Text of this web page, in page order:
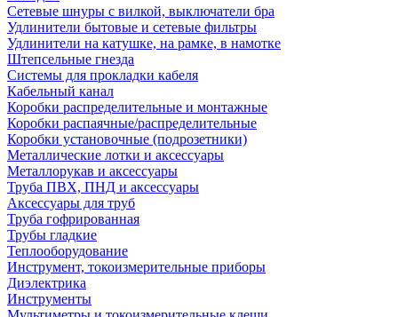
Сетевые шнуры с вилкой, выключатели бра
Удлинители бытовые и сетевые фильтры
Удлинители на катушке, на рамке, в намотке
Штепсельные гнезда
Системы для прокладки кабеля
Кабельный канал
Коробки распределительные и монтажные
Коробки распаячные/распределительные
Коробки установочные (подрозетники)
Металлические лотки и аксессуары
Металлорукав и аксессуары
Труба ПВХ, ПНД и аксессуары
Аксессуары для труб
Труба гофрированная
Трубы гладкие
Теплооборудование
Инструмент, токоизмерительные приборы
Диэлектрика
Инструменты